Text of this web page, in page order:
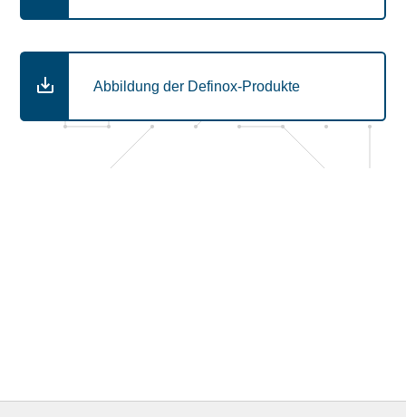
Abbildung der Definox-Produkte